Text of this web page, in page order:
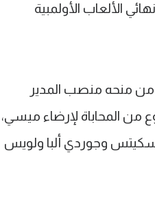
خرج من ربع نهائي الألعاب الأولمبية
من منحه منصب المدير
بدا القرار كنوع من المحاباة لإرضاء ميسي،
وجوردي ألبا ولويس